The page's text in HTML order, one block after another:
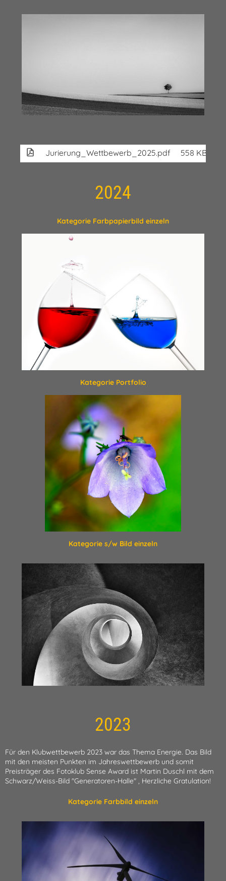
Jurierung_Wettbewerb_2025.pdf 558 KB
2024
Kategorie Farbpapierbild einzeln
Kategorie Portfolio
Kategorie s/w Bild einzeln
2023
Für den Klubwettbewerb 2023 war das Thema Energie. Das Bild
mit den meisten Punkten im Jahreswettbewerb und somit
Preisträger des Fotoklub Sense Award ist Martin Duschl mit dem
Schwarz/Weiss-Bild "Generatoren-Halle" , Herzliche Gratulation!
Kategorie Farbbild einzeln